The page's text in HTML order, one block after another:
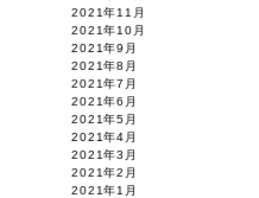
2021年11月
2021年10月
2021年9月
2021年8月
2021年7月
2021年6月
2021年5月
2021年4月
2021年3月
2021年2月
2021年1月